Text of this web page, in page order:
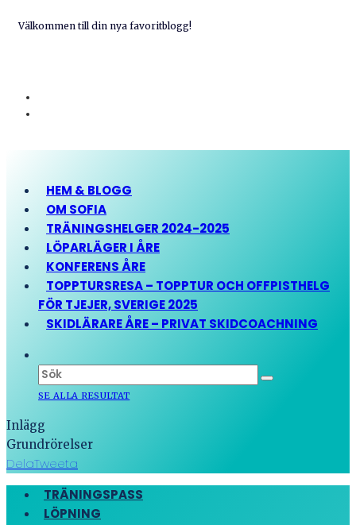
Välkommen till din nya favoritblogg!
HEM & BLOGG
OM SOFIA
TRÄNINGSHELGER 2024-2025
LÖPARLÄGER I ÅRE
KONFERENS ÅRE
TOPPTURSRESA – TOPPTUR OCH OFFPISTHELG
FÖR TJEJER, SVERIGE 2025
SKIDLÄRARE ÅRE – PRIVAT SKIDCOACHNING
SE ALLA RESULTAT
Inlägg
Grundrörelser
DelaTweeta
TRÄNINGSPASS
LÖPNING